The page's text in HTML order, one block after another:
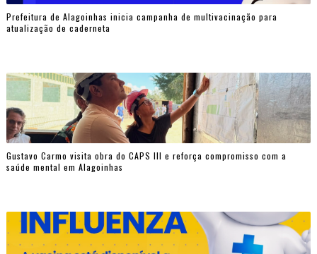
Prefeitura de Alagoinhas inicia campanha de multivacinação para
atualização de caderneta
Gustavo Carmo visita obra do CAPS III e reforça compromisso com a
saúde mental em Alagoinhas